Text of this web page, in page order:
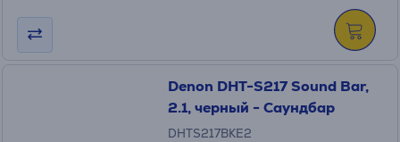
Denon DHT-S217 Sound Bar,
2.1, черный - Саундбар
DHTS217BKE2